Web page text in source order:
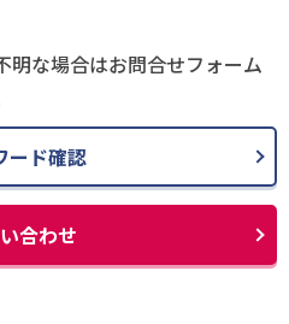
明な場合はお問合せフォーム
ード確認
合わせ